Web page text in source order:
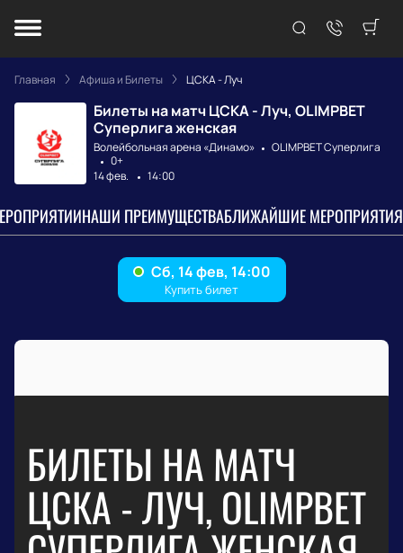
Главная Афиша и Билеты ЦСКА - Луч
Билеты на матч ЦСКА - Луч, OLIMPBET
Суперлига женская
Волейбольная арена «Динамо»
OLIMPBET Суперлига
0+
14 фев.
14:00
НАШИ ПРЕИМУЩЕСТВАБЛИЖАЙШИЕ МЕРОПРИЯТИЯ
БИЛЕТЫ НА МАТЧ
ЦСКА - ЛУЧ, OLIMPBET